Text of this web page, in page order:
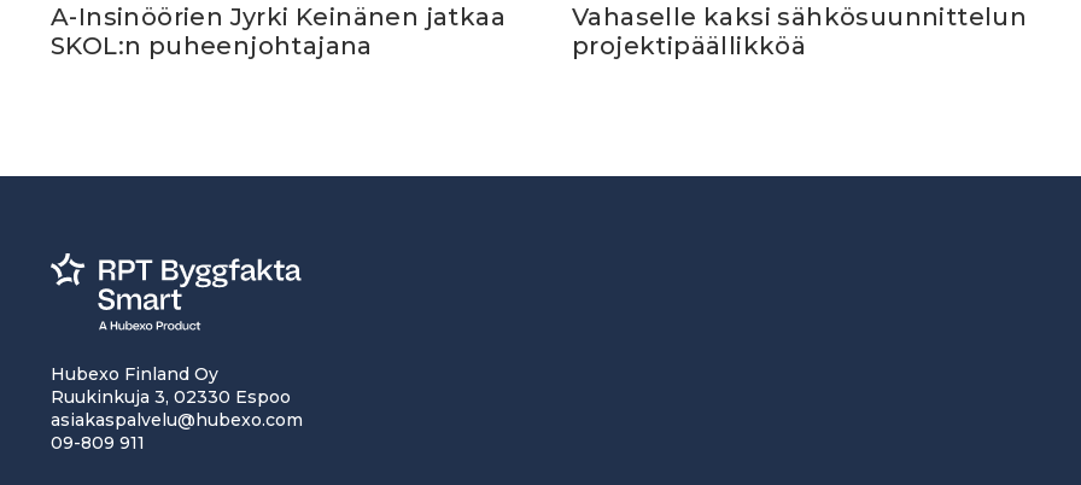
A-Insinöörien Jyrki Keinänen jatkaa
SKOL:n puheenjohtajana
Vahaselle kaksi sähkösuunnittelun
projektipäällikköä
Hubexo Finland Oy
Ruukinkuja 3, 02330 Espoo
asiakaspalvelu@hubexo.com
09-809 911